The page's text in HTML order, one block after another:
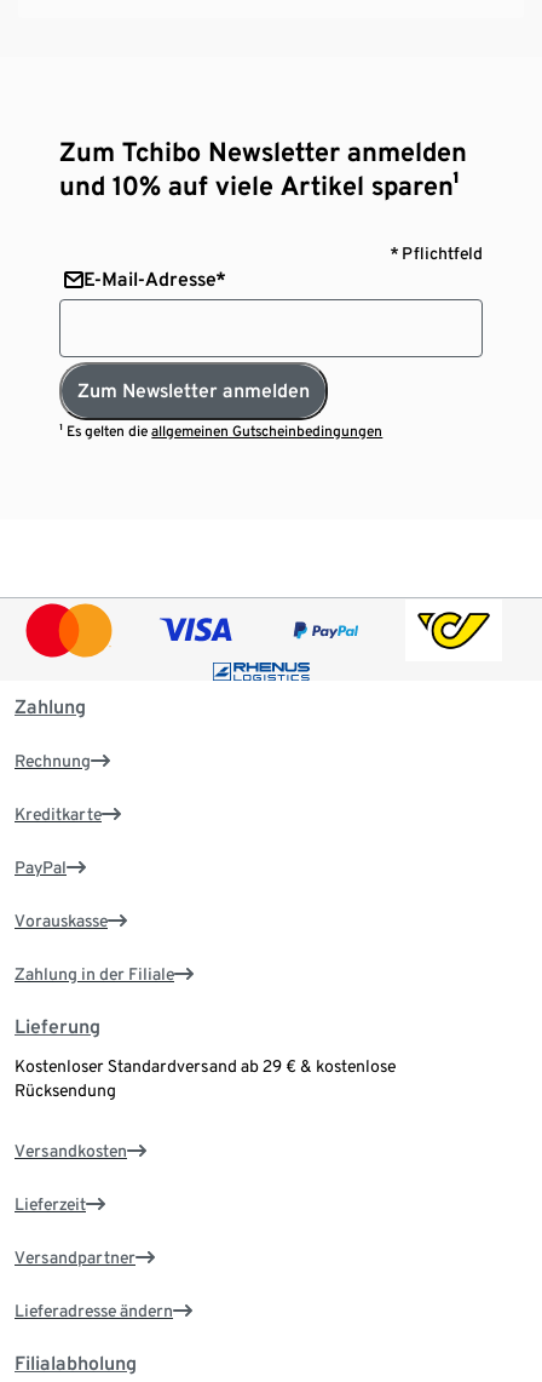
Zum Tchibo Newsletter anmelden
und 10% auf viele Artikel sparen¹
* Pflichtfeld
E-Mail-Adresse*
Zum Newsletter anmelden
¹ Es gelten dieallgemeinen Gutscheinbedingungen
Zahlung
Rechnung
Kreditkarte
PayPal
Vorauskasse
Zahlung in der Filiale
Lieferung
Kostenloser Standardversand ab 29 € & kostenlose
Rücksendung
Versandkosten
Lieferzeit
Versandpartner
Lieferadresse ändern
Filialabholung